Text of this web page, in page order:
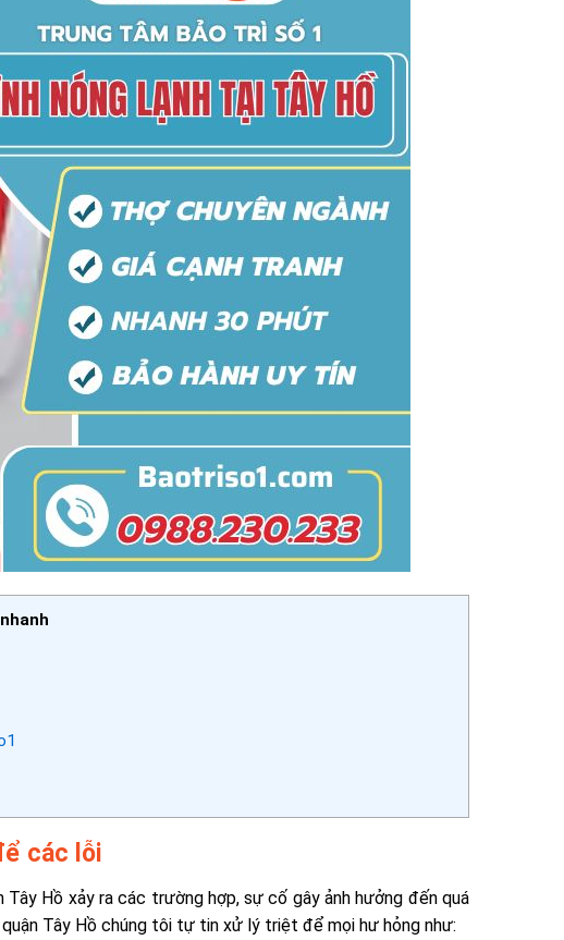
các lỗi
Hồ xảy ra các trường hợp, sự cố gây ảnh hưởng đến quá
Tây Hồ chúng tôi tự tin xử lý triệt để mọi hư hỏng như: